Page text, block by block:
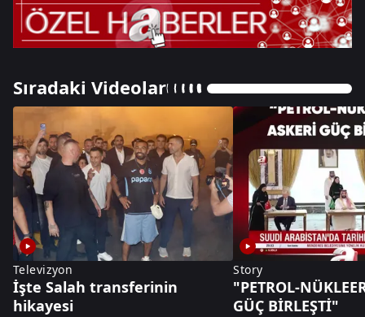
Sıradaki Videolar
Televizyon
İşte Salah transferinin
hikayesi
Story
"PETROL-
GÜÇ BİRLEŞTİ"